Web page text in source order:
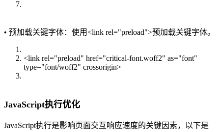
• 预加载关键字体：使用<link rel="preload">预加载关键字体。
<link rel="preload" href="critical-font.woff2" as="font"
type="font/woff2" crossorigin>
JavaScript执行优化
JavaScript执行是影响页面交互响应速度的关键因素，以下是